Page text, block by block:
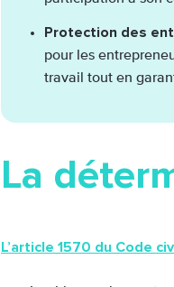
Protection des
pour les
travail tout en
La
L’article 1570 du Code